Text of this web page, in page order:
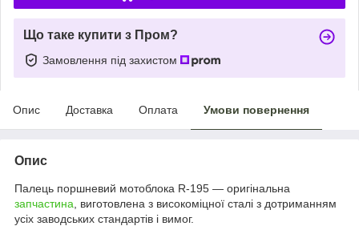
Що таке купити з Пром?
Замовлення під захистом
Опис Доставка Оплата Умови повернення
Опис
Палець поршневий мотоблока R-195 — оригінальна
запчастина , виготовлена з високоміцної сталі з дотриманням
усіх заводських стандартів і вимог.